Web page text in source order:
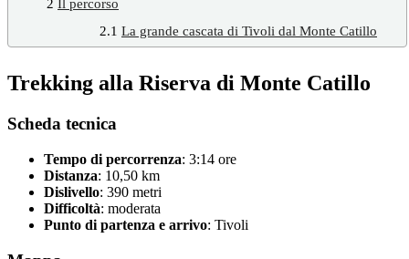
2 Il percorso
2.1 La grande cascata di Tivoli dal Monte Catillo
Trekking alla Riserva di Monte Catillo
Scheda tecnica
Tempo di percorrenza: 3:14 ore
Distanza: 10,50 km
Dislivello: 390 metri
Difficoltà: moderata
Punto di partenza e arrivo: Tivoli